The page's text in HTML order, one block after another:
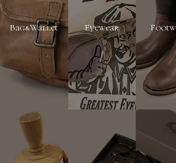
Bag&Wallet Eyewear